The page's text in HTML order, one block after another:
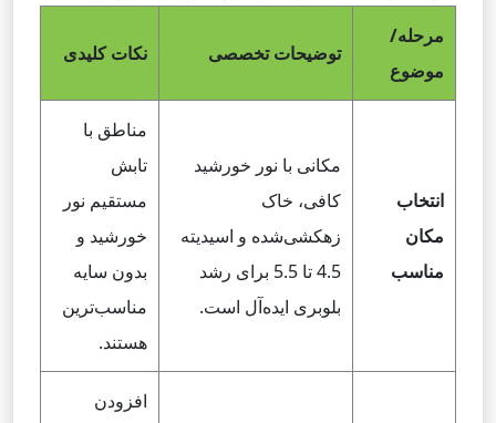
مرحله/
موضوع
توضیحات تخصصی نکات کلیدی
انتخاب
مکان
مناسب
مکانی با نور خورشید
کافی، خاک
زهکشی‌شده و اسیدیته
4.5 تا 5.5 برای رشد
بلوبری ایده‌آل است.
مناطق با
تابش
مستقیم نور
خورشید و
بدون سایه
مناسب‌ترین
هستند.
افزودن